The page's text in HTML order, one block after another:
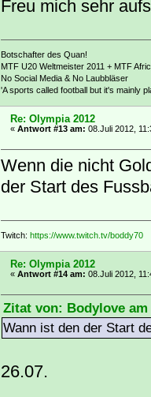
Freu mich sehr
Botschafter des Quan!
MTF U20 Weltmeister 2011 + MTF
No Social Media & No Laubbläser
'A sports called football but it's mainly
Re: Olympia 2012
«Antwort #13 am: 08.Juli 2012,
Wenn die nicht
der Start des
Twitch: https://www.twitch.tv/boddy70
Re: Olympia 2012
«Antwort #14 am: 08.Juli 2012,
Zitat von: Bodylove am
Wann ist den der Start
26.07.